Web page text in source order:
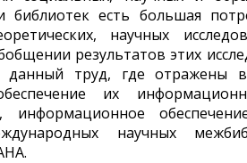
библиотек есть большая
научных
результатов этих
труд, где отражены
их
информационное
научных